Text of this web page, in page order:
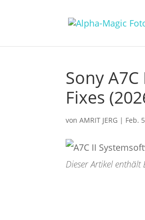
Sony
Fixes
vonAMRIT JERG | Feb.
Dieser Artikel